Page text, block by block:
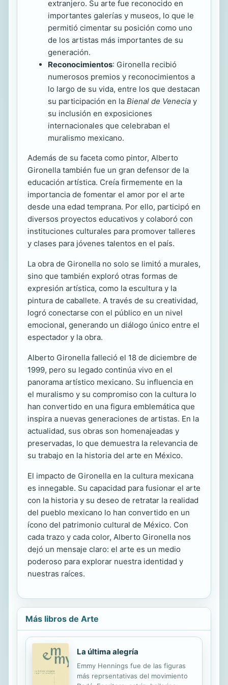
extranjero. Su arte fue reconocido en
importantes galerías y museos, lo que le
permitió cimentar su posición como uno
de los artistas más importantes de su
generación.
Reconocimientos: Gironella recibió
numerosos premios y reconocimientos a
lo largo de su vida, entre los que destacan
su participación en la Bienal de Venecia y
su inclusión en exposiciones
internacionales que celebraban el
muralismo mexicano.
Además de su faceta como pintor, Alberto
Gironella también fue un gran defensor de la
educación artística. Creía firmemente en la
importancia de fomentar el amor por el arte
desde una edad temprana. Por ello, participó en
diversos proyectos educativos y colaboró con
instituciones culturales para promover talleres
y clases para jóvenes talentos en el país.
La obra de Gironella no solo se limitó a murales,
sino que también exploró otras formas de
expresión artística, como la escultura y la
pintura de caballete. A través de su creatividad,
logró conectarse con el público en un nivel
emocional, generando un diálogo único entre el
espectador y la obra.
Alberto Gironella falleció el 18 de diciembre de
1999, pero su legado continúa vivo en el
panorama artístico mexicano. Su influencia en
el muralismo y su compromiso con la cultura lo
han convertido en una figura emblemática que
inspira a nuevas generaciones de artistas. En la
actualidad, sus obras son homenajeadas y
preservadas, lo que demuestra la relevancia de
su trabajo en la historia del arte en México.
El impacto de Gironella en la cultura mexicana
es innegable. Su capacidad para fusionar el arte
con la historia y su deseo de retratar la realidad
del pueblo mexicano lo han convertido en un
ícono del patrimonio cultural de México. Con
cada trazo y cada color, Alberto Gironella nos
dejó un mensaje claro: el arte es un medio
poderoso para explorar nuestra identidad y
nuestras raíces.
Más libros de Arte
La última alegría
Emmy Hennings fue de las figuras
más reprsentativas del movimiento